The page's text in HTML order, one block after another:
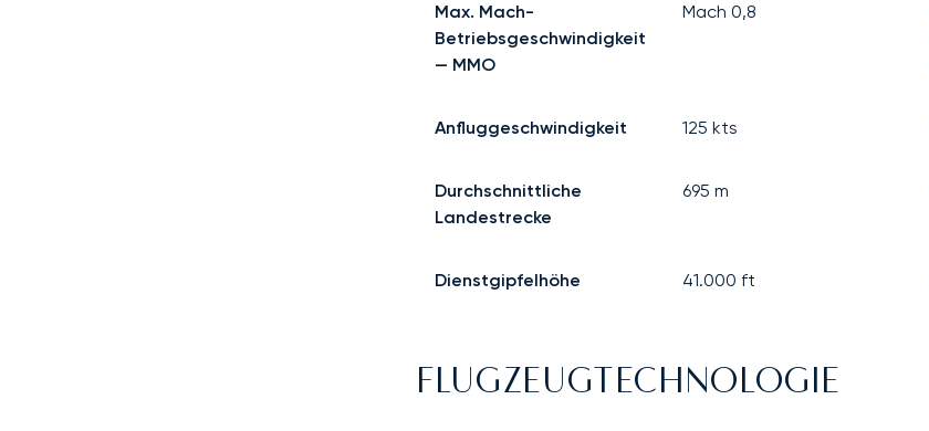
Max. Mach-
Betriebsgeschwindigkeit
— MMO
Mach 0,8
Anfluggeschwindigkeit 125 kts
Durchschnittliche
Landestrecke
695 m
Dienstgipfelhöhe 41.000 ft
FLUGZEUGTECHNOLOGIE